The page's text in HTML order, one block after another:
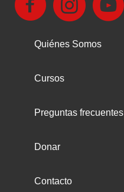
Quiénes Somos
Cursos
Preguntas frecuentes
Donar
Contacto